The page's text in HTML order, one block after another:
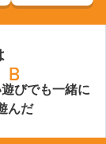
びでも一緒に
んだ